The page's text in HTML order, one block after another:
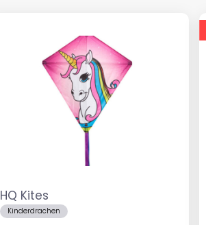
HQ Kites
Kinderdrachen